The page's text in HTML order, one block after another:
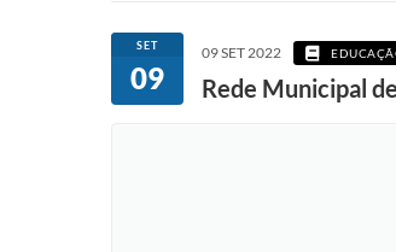
SET
09
09 SET 2022
Rede Municipal